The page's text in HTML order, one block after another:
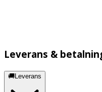
Leverans &
🚚Leverans